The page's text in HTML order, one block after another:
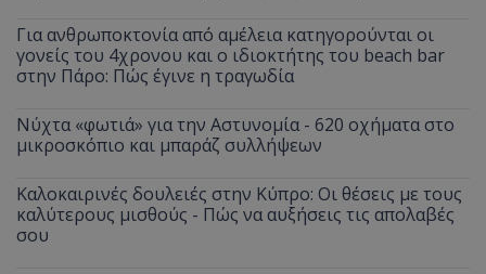
Για ανθρωποκτονία από αμέλεια κατηγορούνται οι
γονείς του 4χρονου και ο ιδιοκτήτης του beach bar
στην Πάρο: Πώς έγινε η τραγωδία
Νύχτα «φωτιά» για την Αστυνομία - 620 οχήματα στο
μικροσκόπιο και μπαράζ συλλήψεων
Καλοκαιρινές δουλειές στην Κύπρο: Οι θέσεις με τους
καλύτερους μισθούς - Πώς να αυξήσεις τις απολαβές
σου